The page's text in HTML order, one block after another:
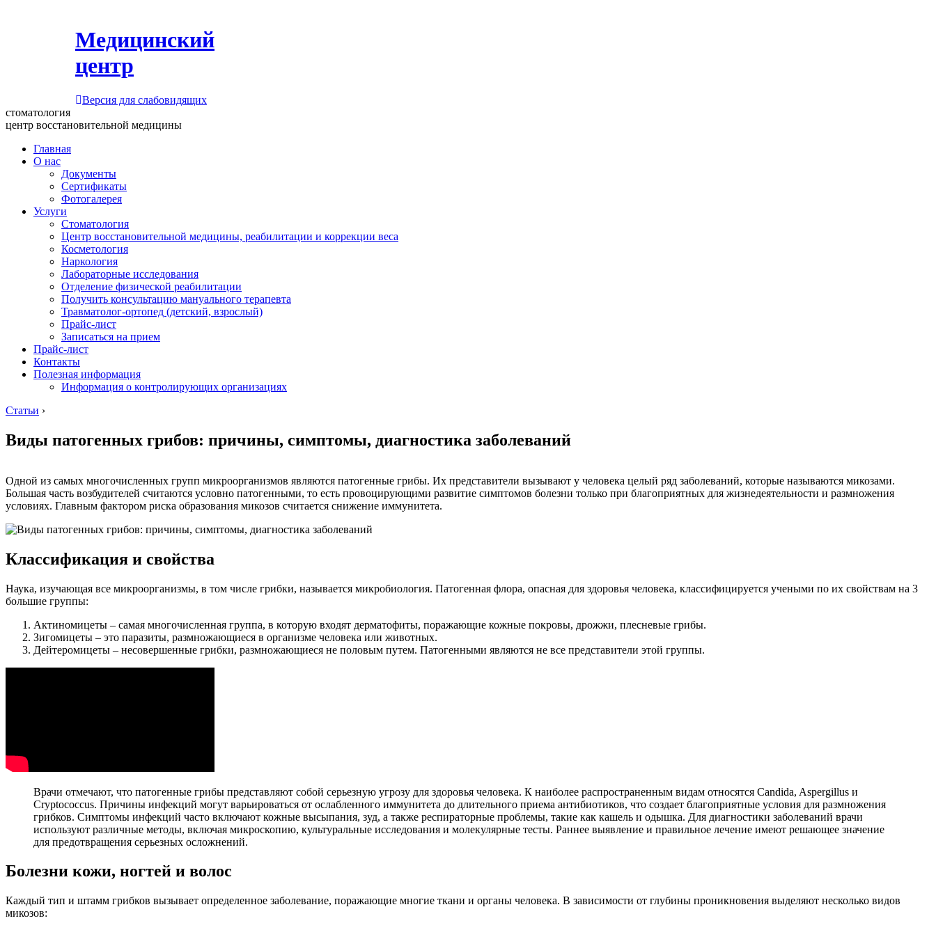
Медицинский
центр
Версия для слабовидящих
стоматология
центр восстановительной медицины
Главная
О нас
Документы
Сертификаты
Фотогалерея
Услуги
Стоматология
Центр восстановительной медицины, реабилитации и коррекции веса
Косметология
Наркология
Лабораторные исследования
Отделение физической реабилитации
Получить консультацию мануального терапевта
Травматолог-ортопед (детский, взрослый)
Прайс-лист
Записаться на прием
Прайс-лист
Контакты
Полезная информация
Информация о контролирующих организациях
Статьи ›
Виды патогенных грибов: причины, симптомы, диагностика заболеваний
Одной из самых многочисленных групп микроорганизмов являются патогенные грибы. Их представители вызывают у человека целый ряд заболеваний, которые называются микозами.
Большая часть возбудителей считаются условно патогенными, то есть провоцирующими развитие симптомов болезни только при благоприятных для жизнедеятельности и размножения
условиях. Главным фактором риска образования микозов считается снижение иммунитета.
Классификация и свойства
Наука, изучающая все микроорганизмы, в том числе грибки, называется микробиология. Патогенная флора, опасная для здоровья человека, классифицируется учеными по их свойствам на 3
большие группы:
Актиномицеты – самая многочисленная группа, в которую входят дерматофиты, поражающие кожные покровы, дрожжи, плесневые грибы.
Зигомицеты – это паразиты, размножающиеся в организме человека или животных.
Дейтеромицеты – несовершенные грибки, размножающиеся не половым путем. Патогенными являются не все представители этой группы.
Врачи отмечают, что патогенные грибы представляют собой серьезную угрозу для здоровья человека. К наиболее распространенным видам относятся Candida, Aspergillus и
Cryptococcus. Причины инфекций могут варьироваться от ослабленного иммунитета до длительного приема антибиотиков, что создает благоприятные условия для размножения
грибков. Симптомы инфекций часто включают кожные высыпания, зуд, а также респираторные проблемы, такие как кашель и одышка. Для диагностики заболеваний врачи
используют различные методы, включая микроскопию, культуральные исследования и молекулярные тесты. Раннее выявление и правильное лечение имеют решающее значение
для предотвращения серьезных осложнений.
Болезни кожи, ногтей и волос
Каждый тип и штамм грибков вызывает определенное заболевание, поражающие многие ткани и органы человека. В зависимости от глубины проникновения выделяют несколько видов
микозов: